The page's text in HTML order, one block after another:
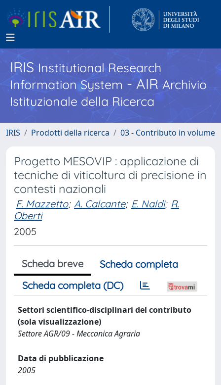
IRISInstitutional Research
Information System - AIR Archivio
Istituzionale della Ricerca
IRIS Prodotti della ricerca 03 - Contributo in volume
Progetto MESOVIP : applicazione di
tecniche di viticoltura di precisione in
contesti nazionali
F. Mazzetto; A. Calcante; E. Naldi; R.
Oberti
2005
Scheda breve
Scheda completa
Scheda completa (DC)
Settori scientifico-disciplinari del contributo
(sola visualizzazione)
Settore AGR/09 - Meccanica Agraria
Data di pubblicazione
2005